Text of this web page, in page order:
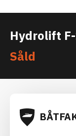
Hydrolift
Såld